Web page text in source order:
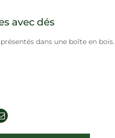
avec dés
dans une boîte en bois.